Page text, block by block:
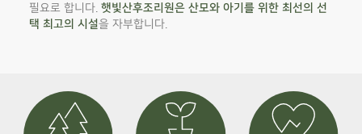
필요로 합니다. 햇빛산후조리원은 산모와 아기를 위한 최선의 선
택 최고의 시설을 자부합니다.